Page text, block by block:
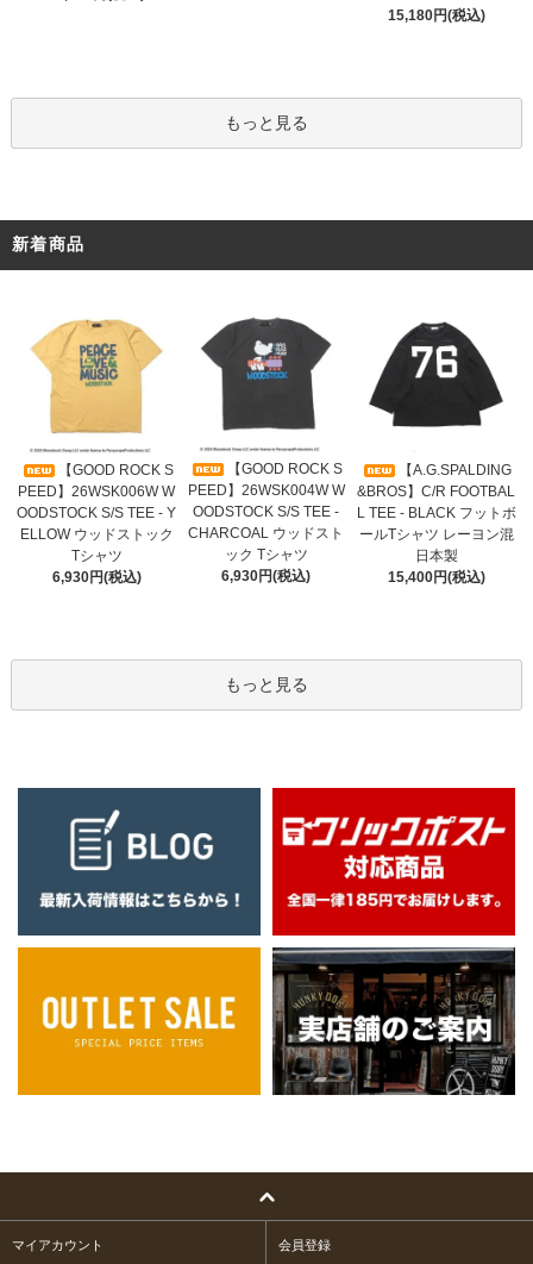
15,180円(税込)
もっと見る
新着商品
【GOOD ROCK S
PEED】26WSK006W W
OODSTOCK S/S TEE - Y
ELLOW ウッドストック
Tシャツ
6,930円(税込)
【GOOD ROCK S
PEED】26WSK004W W
OODSTOCK S/S TEE -
CHARCOAL ウッドスト
ック Tシャツ
6,930円(税込)
【A.G.SPALDING
&BROS】C/R FOOTBAL
L TEE - BLACK フットボ
ールTシャツ レーヨン混
日本製
15,400円(税込)
もっと見る
マイアカウント 会員登録